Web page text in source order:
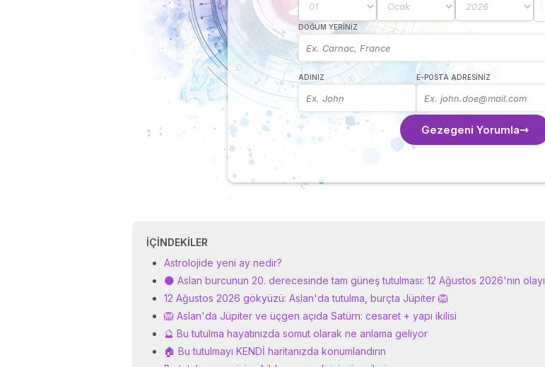
DOĞUM YERINIZ
ADINIZ E-POSTA ADRESINIZ
Gezegeni Yorumla
İÇINDEKILER
Astrolojide yeni ay nedir?
🌑 Aslan burcunun 20. derecesinde tam güneş tutulması: 12 Ağustos 2026'nın olayı
12 Ağustos 2026 gökyüzü: Aslan'da tutulma, burçta Jüpiter 🦁
🦁 Aslan'da Jüpiter ve üçgen açıda Satürn: cesaret + yapı ikilisi
🔮 Bu tutulma hayatınızda somut olarak ne anlama geliyor
🏠 Bu tutulmayı KENDİ haritanızda konumlandırın